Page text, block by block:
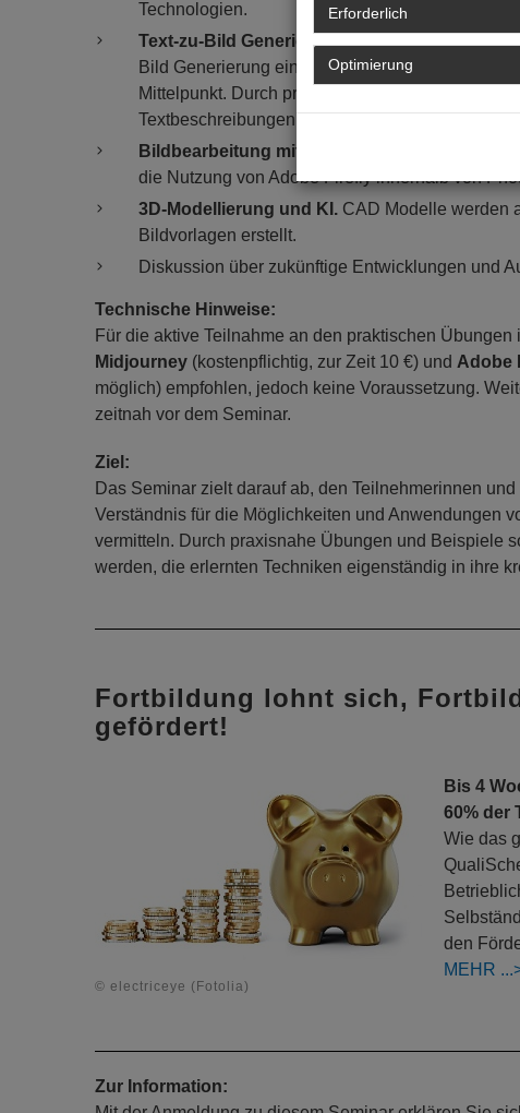
Technologien.
Text-zu-Bild Generierung.Die Teilnehmenden
Bild Generierung eingeführt, Chat GPT und
Mittelpunkt. Durch praktische Übungen erfahren
Textbeschreibungen Bilder entstehen.
Bildbearbeitung mit Photoshop und Firefly.
die Nutzung von Adobe Firefly innerhalb von
3D-Modellierung und KI. CAD Modelle werden
Bildvorlagen erstellt.
Diskussion über zukünftige Entwicklungen und
Technische Hinweise:
Für die aktive Teilnahme an den praktischen
Midjourney (kostenpflichtig, zur Zeit 10 €) und Adobe
möglich) empfohlen, jedoch keine Voraussetzung.
zeitnah vor dem Seminar.
Ziel:
Das Seminar zielt darauf ab, den Teilnehmerinnen
Verständnis für die Möglichkeiten und Anwendungen
vermitteln. Durch praxisnahe Übungen und Beispiele
werden, die erlernten Techniken eigenständig in ihre
Fortbildung lohnt sich,
gefördert!
© electriceye (Fotolia)
Bis 4
60% der
Wie das
den
MEHR
Zur Information:
Erforderlich
Optimierung